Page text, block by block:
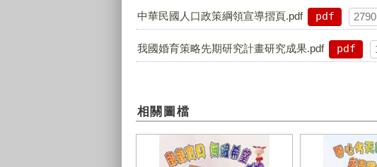
中華民國人口政策綱領宣導摺頁.pdf pdf
我國婚育策略先期研究計畫研究成果.pdf pdf
相關圖檔